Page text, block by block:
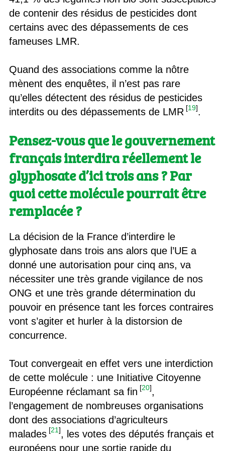
de contenir des résidus de pesticides dont
certains avec des dépassements de ces
fameuses LMR.
Quand des associations comme la nôtre
mènent des enquêtes, il n’est pas rare
qu’elles détectent des résidus de pesticides
interdits ou des dépassements de LMR [19].
Pensez-vous que le gouvernement
français interdira réellement le
glyphosate d’ici trois ans ? Par
quoi cette molécule pourrait être
remplacée ?
La décision de la France d’interdire le
glyphosate dans trois ans alors que l’UE a
donné une autorisation pour cinq ans, va
nécessiter une très grande vigilance de nos
ONG et une très grande détermination du
pouvoir en présence tant les forces contraires
vont s’agiter et hurler à la distorsion de
concurrence.
Tout convergeait en effet vers une interdiction
de cette molécule : une Initiative Citoyenne
Européenne réclamant sa fin [20],
l’engagement de nombreuses organisations
dont des associations d’agriculteurs
malades [21], les votes des députés français et
européens pour une sortie rapide du